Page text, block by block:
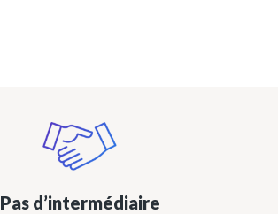
Pas d’intermédiaire